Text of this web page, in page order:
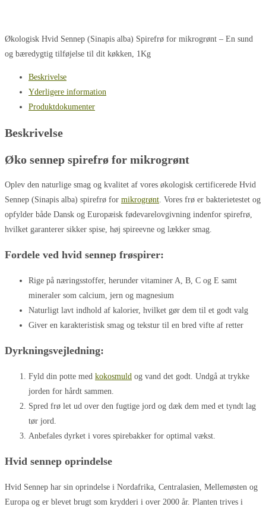
Økologisk Hvid Sennep (Sinapis alba) Spirefrø for mikrogrønt – En sund
og bæredygtig tilføjelse til dit køkken, 1Kg
Beskrivelse
Yderligere information
Produktdokumenter
Beskrivelse
Øko sennep spirefrø for mikrogrønt
Oplev den naturlige smag og kvalitet af vores økologisk certificerede Hvid
Sennep (Sinapis alba) spirefrø for mikrogrønt. Vores frø er bakterietestet og
opfylder både Dansk og Europæisk fødevarelovgivning indenfor spirefrø,
hvilket garanterer sikker spise, høj spireevne og lækker smag.
Fordele ved hvid sennep frøspirer:
Rige på næringsstoffer, herunder vitaminer A, B, C og E samt
mineraler som calcium, jern og magnesium
Naturligt lavt indhold af kalorier, hvilket gør dem til et godt valg
Giver en karakteristisk smag og tekstur til en bred vifte af retter
Dyrkningsvejledning:
Fyld din potte med kokosmuld og vand det godt. Undgå at trykke
jorden for hårdt sammen.
Spred frø let ud over den fugtige jord og dæk dem med et tyndt lag
tør jord.
Anbefales dyrket i vores spirebakker for optimal vækst.
Hvid sennep oprindelse
Hvid Sennep har sin oprindelse i Nordafrika, Centralasien, Mellemøsten og
Europa og er blevet brugt som krydderi i over 2000 år. Planten trives i